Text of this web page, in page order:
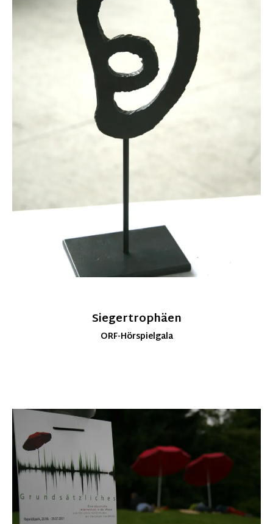
Siegertrophäen
ORF-Hörspielgala